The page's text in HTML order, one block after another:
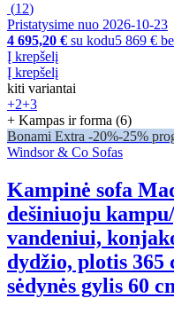
(12)
Pristatysime nuo 2026‑10‑23
4 695,20 € su kodu5 869 €
Į krepšelį
Į krepšelį
kiti variantai
+2+3
+ Kampas ir forma (6)
Bonami Extra -20%-25%
Windsor & Co Sofas
Kampinė sofa
dešiniuoju
vandeniui,
dydžio, plotis 365
sėdynės gylis 60